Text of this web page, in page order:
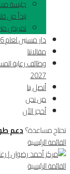
تبدأ من
تمريض
دار مسنين لعام 2026 – 2027
مقالاتنا
2027
أتصل بنا
من نحن
أحجز الأن
تحتاج مساعدة؟دعم
القائمة الرئيسية
القائمة الرئيسية